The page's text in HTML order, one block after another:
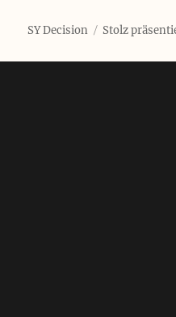
SY Decision Stolz